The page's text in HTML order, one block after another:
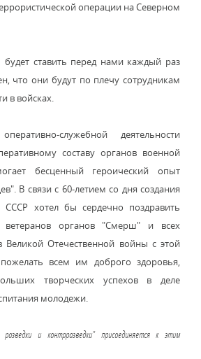
операции на Северном
ставить перед нами каждый раз
что они будут по плечу сотрудникам
в войсках.
служебной деятельности
составу органов военной
бесценный героический опыт
В связи с 60-летием со дня создания
хотел бы сердечно поздравить
ветеранов органов "Смерш" и всех
Великой Отечественной войны с этой
всем им доброго здоровья,
творческих успехов в деле
молодежи.
и контрразведки" присоединяется к этим